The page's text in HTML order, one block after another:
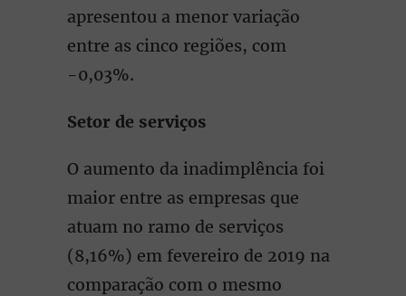
apresentou a menor variação
entre as cinco regiões, com
-0,03%.
Setor de serviços
O aumento da inadimplência foi
maior entre as empresas que
atuam no ramo de serviços
(8,16%) em fevereiro de 2019 na
comparação com o mesmo